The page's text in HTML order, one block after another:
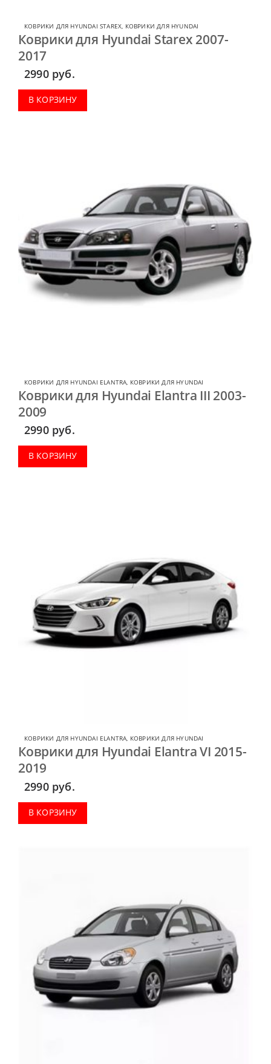
КОВРИКИ ДЛЯ HYUNDAI STAREX, КОВРИКИ ДЛЯ HYUNDAI
Коврики для Hyundai Starex 2007-
2017
2990 руб.
В КОРЗИНУ
КОВРИКИ ДЛЯ HYUNDAI ELANTRA, КОВРИКИ ДЛЯ HYUNDAI
Коврики для Hyundai Elantra III 2003-
2009
2990 руб.
В КОРЗИНУ
КОВРИКИ ДЛЯ HYUNDAI ELANTRA, КОВРИКИ ДЛЯ HYUNDAI
Коврики для Hyundai Elantra VI 2015-
2019
2990 руб.
В КОРЗИНУ